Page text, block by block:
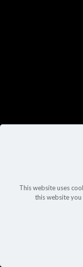
This website uses
this website